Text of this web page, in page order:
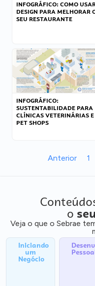
INFOGRÁFICO: COMO
DESIGN PARA MELHORAR
SEU RESTAURANTE
INFOGRÁFICO:
SUSTENTABILIDADE PARA
CLÍNICAS VETERINÁRIAS E
PET SHOPS
Anterior 1
o
Veja o que o Sebrae
Iniciando
um
Negócio